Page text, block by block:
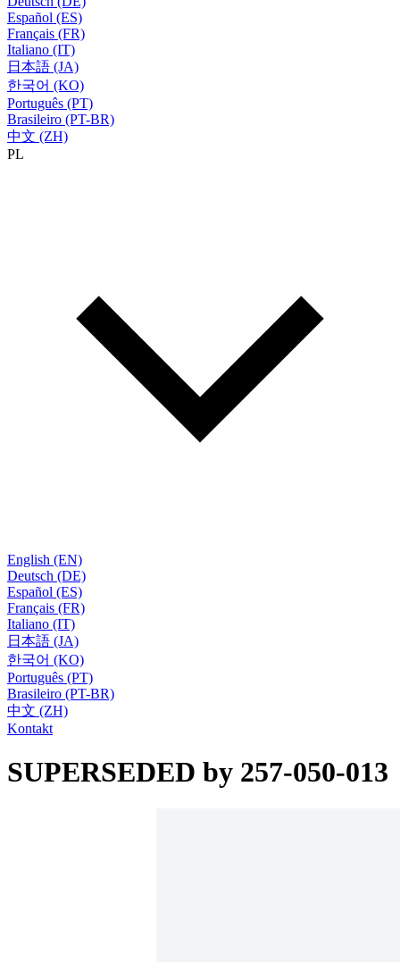
Español (ES)
Français (FR)
Italiano (IT)
日本語 (JA)
한국어 (KO)
Português (PT)
Brasileiro (PT-BR)
中文 (ZH)
PL
English (EN)
Deutsch (DE)
Español (ES)
Français (FR)
Italiano (IT)
日本語 (JA)
한국어 (KO)
Português (PT)
Brasileiro (PT-BR)
中文 (ZH)
Kontakt
SUPERSEDED by 257-050-013